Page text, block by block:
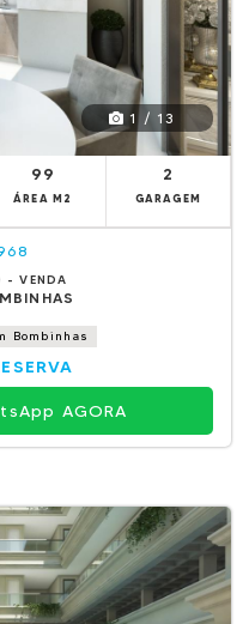
1 / 13
99
ÁREA M2
2
GARAGEM
- VENDA
Bombinhas
AGORA